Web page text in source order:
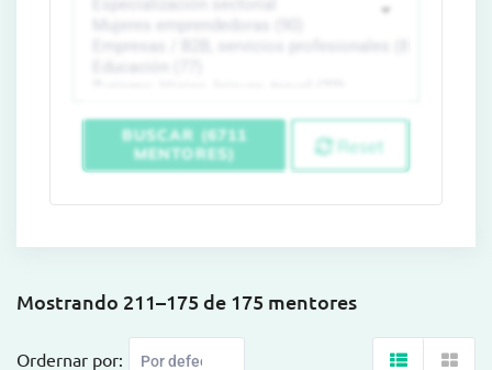
BUSCAR (6711
MENTORES)
Reset
Mostrando 211–175 de 175 mentores
Ordernar por: